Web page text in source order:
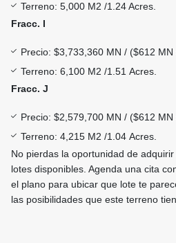
Terreno: 5,000 M2 /1.24 Acres.
Fracc. I
Precio: $3,733,360 MN / ($612 MN
Terreno: 6,100 M2 /1.51 Acres.
Fracc. J
Precio: $2,579,700 MN / ($612 MN
Terreno: 4,215 M2 /1.04 Acres.
No pierdas la oportunidad de
lotes disponibles. Agenda una cita
el plano para ubicar que lote te
las posibilidades que este terreno